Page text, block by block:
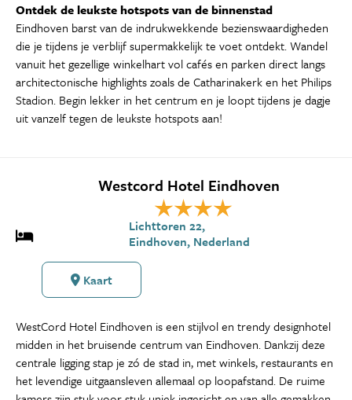
Ontdek de leukste hotspots van de binnenstad
Eindhoven barst van de indrukwekkende bezienswaardigheden
die je tijdens je verblijf supermakkelijk te voet ontdekt. Wandel
vanuit het gezellige winkelhart vol cafés en parken direct langs
architectonische highlights zoals de Catharinakerk en het Philips
Stadion. Begin lekker in het centrum en je loopt tijdens je dagje
uit vanzelf tegen de leukste hotspots aan!
Westcord Hotel Eindhoven
Lichttoren 22,
Eindhoven, Nederland
Kaart
WestCord Hotel Eindhoven is een stijlvol en trendy designhotel
midden in het bruisende centrum van Eindhoven. Dankzij deze
centrale ligging stap je zó de stad in, met winkels, restaurants en
het levendige uitgaansleven allemaal op loopafstand. De ruime